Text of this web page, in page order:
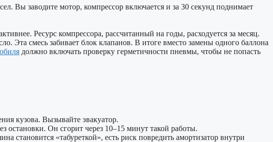
Вы заводите мотор, компрессор включается и за 30 секунд поднимает
Ресурс компрессора, рассчитанный на годы, расходуется за месяц.
Эта смесь забивает блок клапанов. В итоге вместо замены одного баллона
должно включать проверку герметичности пневмы, чтобы не попасть
кузова. Вызывайте эвакуатор.
остановки. Он сгорит через 10–15 минут такой работы.
становится «табуреткой», есть риск повредить амортизатор внутри